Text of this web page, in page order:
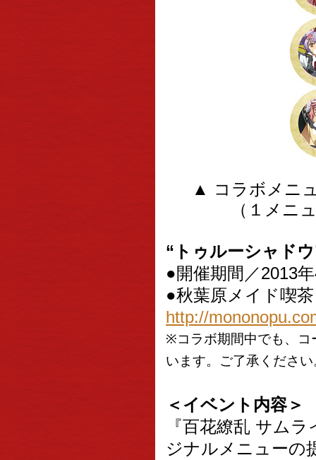
▲ コラボメニ
（１メニ
“トゥルーシャド
●開催期間／2013
●秋葉原メイド喫
http://
※コラボ期間中でも、コ
います。ご了承ください
＜イベント内容＞
『百花繚乱 サム
ジナルメニューの